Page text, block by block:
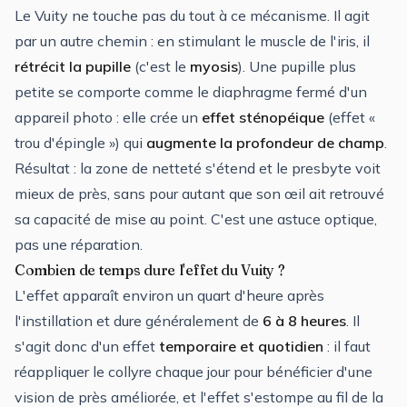
Le Vuity ne touche pas du tout à ce mécanisme. Il agit
par un autre chemin : en stimulant le muscle de l'iris, il
rétrécit la pupille (c'est le myosis). Une pupille plus
petite se comporte comme le diaphragme fermé d'un
appareil photo : elle crée un effet sténopéique (effet «
trou d'épingle ») qui augmente la profondeur de champ
Résultat : la zone de netteté s'étend et le presbyte voit
mieux de près, sans pour autant que son œil ait retrouvé
sa capacité de mise au point. C'est une astuce optique,
pas une réparation.
Combien de temps dure l'effet du Vuity ?
L'effet apparaît environ un quart d'heure après
l'instillation et dure généralement de 6 à 8 heures . Il
s'agit donc d'un effet temporaire et quotidien : il faut
réappliquer le collyre chaque jour pour bénéficier d'une
vision de près améliorée, et l'effet s'estompe au fil de la